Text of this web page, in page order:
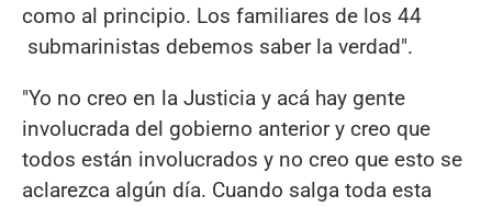
como al principio. Los familiares de los 44
submarinistas debemos saber la verdad".
"Yo no creo en la Justicia y acá hay gente
involucrada del gobierno anterior y creo que
todos están involucrados y no creo que esto se
aclarezca algún día. Cuando salga toda esta